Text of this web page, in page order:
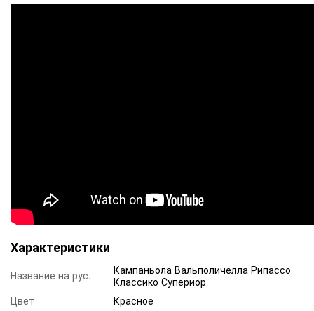
Характеристики
Название на рус.
Кампаньола Вальполичелла Рипассо
Классико Супериор
Цвет
Красное